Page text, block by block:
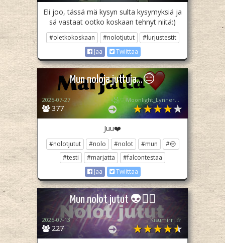
Eli joo, tässä mä kysyn sulta kysymyksiä ja
sä vastaat ootko koskaan tehnyt niitä:)
#oletkokoskaan #nolotjutut
#lurjustestit
Jaa
Twiittaa
Mun noloja juttuja…😑
377
2025-07-27 ꧁♡ Moonlight_Lynner_Lover ♡꧂
Juu❤️
#nolotjutut #nolo #nolot #mun
#😑
#testi
#marjatta
#falcontestaa
Jaa
Twiittaa
Mun nolot jutut 👽✌🏻
227
2025-07-13 Kisumirri ☆